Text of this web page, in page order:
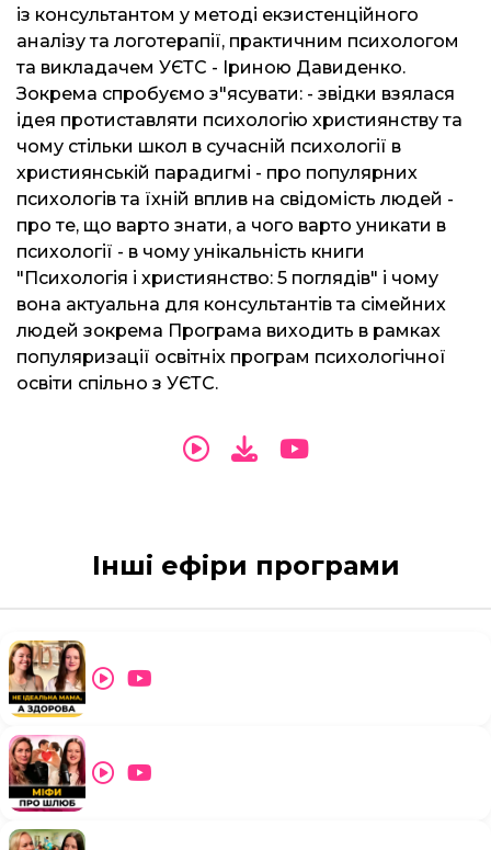
із консультантом у методі екзистенційного
аналізу та логотерапії, практичним психологом
та викладачем УЄТС - Іриною Давиденко.
Зокрема спробуємо з"ясувати: - звідки взялася
ідея протиставляти психологію християнству та
чому стільки школ в сучасній психології в
християнській парадигмі - про популярних
психологів та їхній вплив на свідомість людей -
про те, що варто знати, а чого варто уникати в
психології - в чому унікальність книги
"Психологія і християнство: 5 поглядів" і чому
вона актуальна для консультантів та сімейних
людей зокрема Програма виходить в рамках
популяризації освітніх програм психологічної
освіти спільно з УЄТС.
Інші ефіри програми